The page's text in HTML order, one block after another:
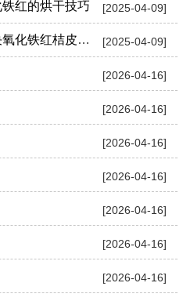
[2025-04-09]
红的烘干技巧
[2025-04-09]
铁红桔皮现象
[2026-04-16]
[2026-04-16]
[2026-04-16]
[2026-04-16]
[2026-04-16]
[2026-04-16]
[2026-04-16]